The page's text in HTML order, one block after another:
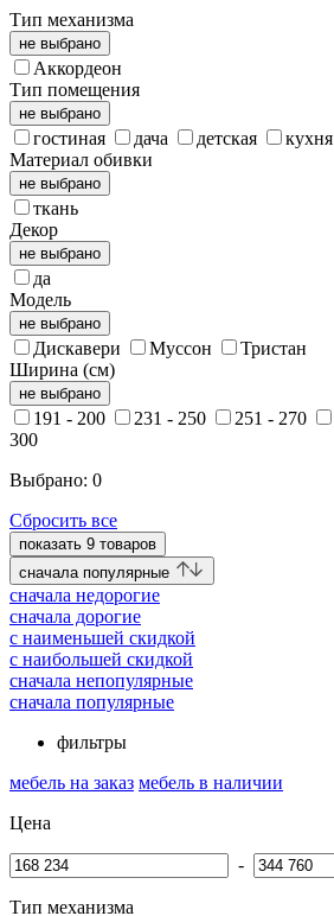
Тип механизма
не выбрано
Аккордеон
Тип помещения
не выбрано
гостиная дача детская кухня
Материал обивки
не выбрано
ткань
Декор
не выбрано
да
Модель
не выбрано
Дискавери Муссон
Тристан
Ширина (см)
не выбрано
191 - 200 231 - 250 251 - 270
300
Выбрано: 0
Сбросить все
показать 9 товаров
cначала популярные
cначала недорогие
cначала дорогие
c наименьшей скидкой
c наибольшей скидкой
сначала непопулярные
сначала популярные
фильтры
мебель на заказ мебель в наличии
Цена
-
Тип механизма